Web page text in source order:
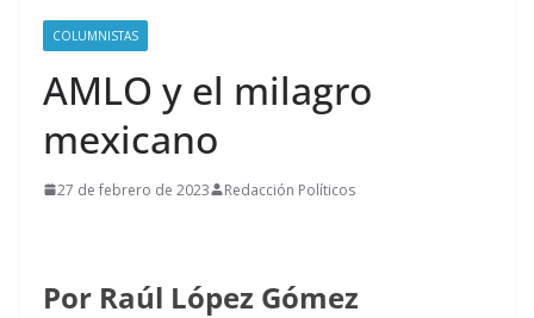
COLUMNISTAS
AMLO y el milagro
mexicano
27 de febrero de 2023 Redacción Políticos
Por Raúl López Gómez